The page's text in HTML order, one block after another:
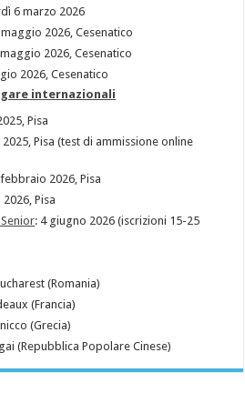
6 marzo 2026
maggio 2026, Cesenatico
2026, Cesenatico
2026, Cesenatico
internazionali
Pisa
Pisa (test di ammissione online
2026, Pisa
Pisa
: 4 giugno 2026 (iscrizioni 15-25
(Romania)
(Francia)
(Grecia)
(Repubblica Popolare Cinese)